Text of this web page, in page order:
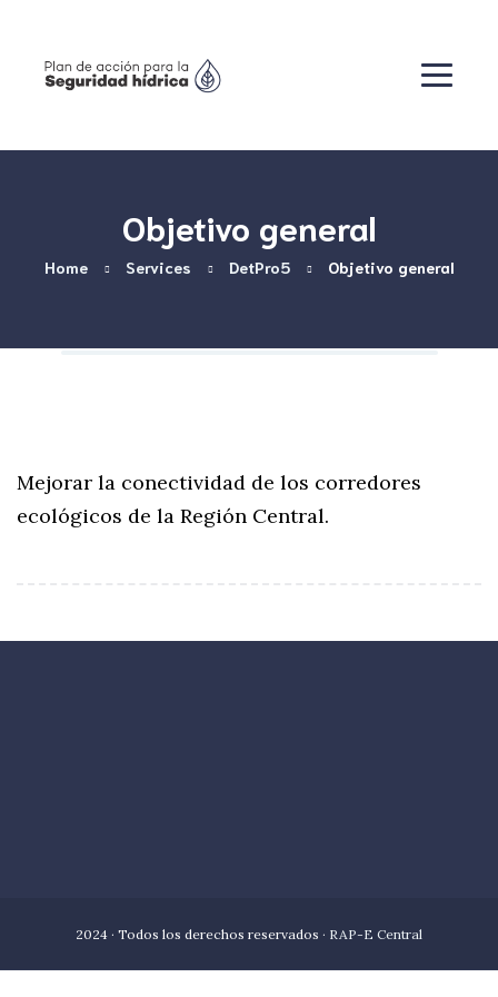
Objetivo general
Home Services DetPro5 Objetivo general
Mejorar la conectividad de los corredores
ecológicos de la Región Central.
2024 · Todos los derechos reservados · RAP-E Central